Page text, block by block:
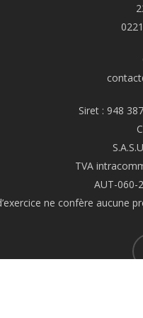
Siret : 948
TVA
AUT-060-
ne confère aucune